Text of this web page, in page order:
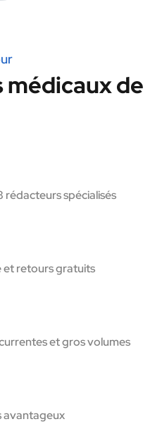
médicaux de
rédacteurs spécialisés
et retours gratuits
et gros volumes
avantageux